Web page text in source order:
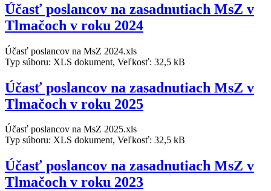
Účasť poslancov na zasadnutiach MsZ v
Tlmačoch v roku 2024
Účasť poslancov na MsZ 2024.xls
Typ súboru: XLS dokument, Veľkosť: 32,5 kB
Účasť poslancov na zasadnutiach MsZ v
Tlmačoch v roku 2025
Účasť poslancov na MsZ 2025.xls
Typ súboru: XLS dokument, Veľkosť: 32,5 kB
Účasť poslancov na zasadnutiach MsZ v
Tlmačoch v roku 2023